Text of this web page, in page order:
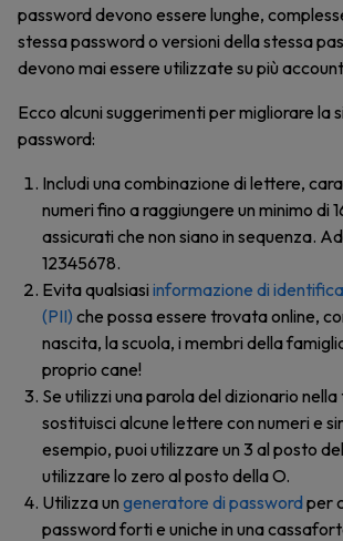
password devono essere lunghe,
stessa password o versioni della stessa
devono mai essere utilizzate su più
Ecco alcuni suggerimenti per migliorare la
password:
Includi una combinazione di lettere,
numeri fino a raggiungere un minimo di
assicurati che non siano in sequenza.
12345678.
Evita qualsiasi informazione di
(PII) che possa essere trovata online,
nascita, la scuola, i membri della
proprio cane!
Se utilizzi una parola del dizionario
sostituisci alcune lettere con numeri e
esempio, puoi utilizzare un 3 al posto
utilizzare lo zero al posto della O.
Utilizza un generatore di passwordper
password forti e uniche in una